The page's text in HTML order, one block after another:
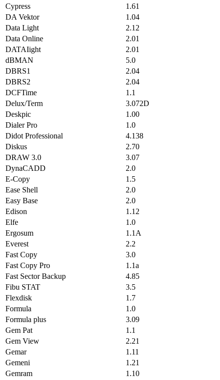
Cypress
1.61
DA Vektor
1.04
Data Light
2.12
Data Online
2.01
DATAIight
2.01
dBMAN
5.0
DBRS1
2.04
DBRS2
2.04
DCFTime
1.1
Delux/Term
3.072D
Deskpic
1.00
Dialer Pro
1.0
Didot Professional
4.138
Diskus
2.70
DRAW 3.0
3.07
DynaCADD
2.0
E-Copy
1.5
Ease Shell
2.0
Easy Base
2.0
Edison
1.12
Elfe
1.0
Ergosum
1.1A
Everest
2.2
Fast Copy
3.0
Fast Copy Pro
1.1a
Fast Sector Backup
4.85
Fibu STAT
3.5
Flexdisk
1.7
Formula
1.0
Formula plus
3.09
Gem Pat
1.1
Gem View
2.21
Gemar
1.11
Gemeni
1.21
Gemram
1.10